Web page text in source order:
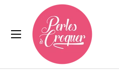
Aller au contenu
Recherche
Menu